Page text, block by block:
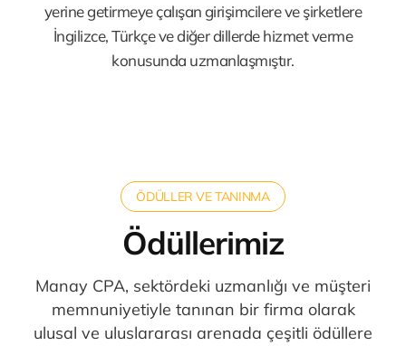
yerine getirmeye çalışan girişimcilere ve şirketlere
İngilizce, Türkçe ve diğer dillerde hizmet verme
konusunda uzmanlaşmıştır.
ÖDÜLLER VE TANINMA
Ödüllerimiz
Manay CPA, sektördeki uzmanlığı ve müşteri
memnuniyetiyle tanınan bir firma olarak
ulusal ve uluslararası arenada çeşitli ödüllere